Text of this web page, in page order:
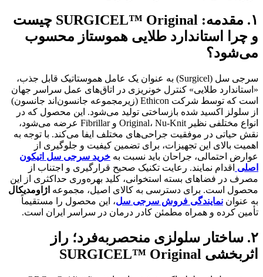
۱. مقدمه: SURGICEL™ Original چیست
و چرا استاندارد طلایی هموستاز محسوب
می‌شود؟
سرجی سل (Surgicel) به عنوان یک عامل هموستاتیک قابل جذب،
«استاندارد طلایی» کنترل خونریزی در اتاق‌های عمل سراسر جهان
است که توسط شرکت Ethicon (زیرمجموعه جانسون‌اند جانسون)
از سلولز اکسید شده بازساختی تولید می‌شود. این محصول که در
انواع مختلفی نظیر Original، Nu-Knit و Fibrillar عرضه می‌شود،
نقش حیاتی در موفقیت جراحی‌های مختلف ایفا می‌کند. با توجه به
اهمیت بالای این تجهیزات، برای تضمین کیفیت و جلوگیری از
عوارض احتمالی، جراحان باید نسبت به خرید سرجی سل اتیکون
اصلی اقدام نمایند. رعایت تکنیک صحیح قرارگیری و اجتناب از
مصرف در فضاهای بسته استخوانی، کلید بهره‌وری حداکثری از این
محصول است. برای دسترسی به کالای اصیل، مجموعه اژاومدیکال
به عنوان نمایندگی فروش سرجی سل، این محصول را مستقیماً
تأمین کرده و همراه مطمئن کادر درمان در سراسر ایران است.
۲. ساختار سلولزی منحصربه‌فرد؛ راز
اثربخشی SURGICEL™ Original